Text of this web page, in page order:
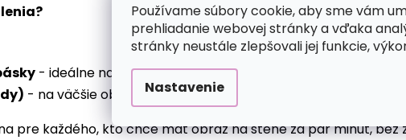
Používame súbory cookie, aby sme vám
prehliadanie webovej stránky a vďaka
stránky neustále zlepšovali jej funkcie,
Nastavenie
- ideálne na bežné maľovanie
- na väčšie obrazy (od 60 × 80 cm), aby všetko pevne a
pre každého, kto chce mať obraz na stene za pár minút,